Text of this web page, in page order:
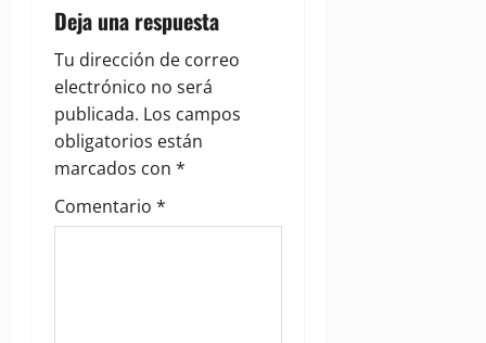
i
g
a
t
i
Deja una respuesta
Tu dirección de correo
electrónico no será
publicada. Los campos
obligatorios están
marcados con *
Comentario *